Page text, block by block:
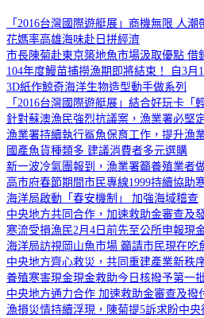
「2016台灣國際遊艇展」商機無限 人潮
花媽率高雄海味赴日拼經濟
市長陳菊赴東京築地魚市場汲取優點 借
104年度鰻苗捕撈漁期即將結束！ 自3月
3D紙作鯨奇海洋生物造型動手做系列
「2016台灣國際遊艇展」結合好玩卡
針對蘇澳漁民強烈抗議案，漁業署必堅
漁業署持續執行鯊魚保育工作，提升漁
國產魚貨種類多 建議消費者多元選購
新一波冷氣團報到，漁業署籲養殖業者
高市府春節期間市民專線1999持續協助
海洋局啟動「春安機制」 加強海域稽查
中央地方共同合作，加速救助金審查及
寒流受損漁民2月4日前先至公所申報現
海洋局訪視岡山魚市場 籲請市民現在吃
中央地方齊心救災，共同重建產業新秩
養殖寒害現金現金救助今日核撥予第一
中央地方通力合作 加速救助金審查及撥
漁損災情持續浮現，陳菊提5訴求盼中央